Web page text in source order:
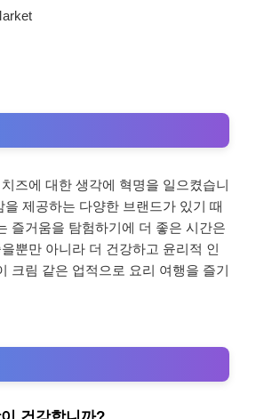
즈에 대한 생각에 혁명을 일으켰습니
을 제공하는 다양한 브랜드가 있기 때
즐거움을 탐험하기에 더 좋은 시간은
뿐만 아니라 더 건강하고 윤리적 인
크림 같은 업적으로 요리 여행을 즐기